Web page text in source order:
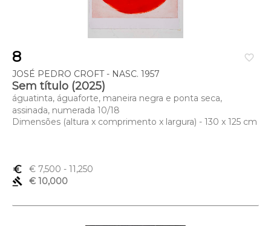
favorite_border
8
JOSÉ PEDRO CROFT - NASC. 1957
Sem título (2025)
águatinta, águaforte, maneira negra e ponta seca,
assinada, numerada 10/18
Dimensões (altura x comprimento x largura) - 130 x 125 cm
euro_symbol € 7,500 - 11,250
gavel
€ 10,000